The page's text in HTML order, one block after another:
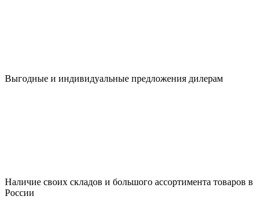
Выгодные и индивидуальные предложения дилерам
Наличие своих складов и большого ассортимента товаров в
России